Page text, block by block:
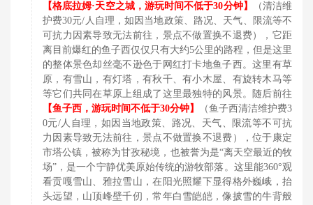
【格底拉姆·天空之城，游玩时间不低于30分钟】
（清洁维
护费30元/人自理，如因当地政策、路况、天气、限流等不
可抗力因素导致无法前往，景点不做置换不退费），它距
离目前爆红的鱼子西仅仅只有大约5公里的路程，但是这里
的整体景色却丝毫不逊色于网红打卡地鱼子西。这里有草
原，有雪山，有灯塔，有秋千、有小木屋、有旋转木马等
等它们共同在草原上组成了这里最独特的风景。随后前往
【鱼子西，游玩时间不低于30分钟】
（鱼子西清洁维护费3
0元/人自理，如因当地政策、路况、天气、限流等不可抗
力因素导致无法前往，景点不做置换不退费），位于康定
市塔公镇，被称为甘孜秘境，也被誉为是“离天空最近的牧
场”，是一个宁静优美原始传统的游牧部落。这里能360°观
看贡嘎雪山、雅拉雪山，在阳光照耀下显得格外巍峨，抬
头远望，山顶峰壁千仞，常年白雪皑皑，像披雪的牛背般